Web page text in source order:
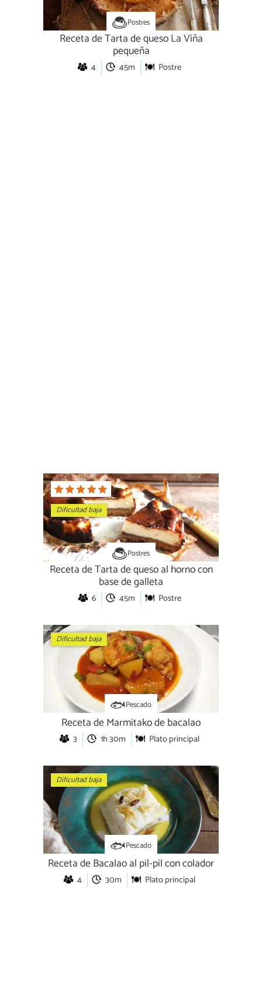
Postres
Receta de Tarta de queso La Viña
pequeña
4 45m Postre
Dificultad baja
Postres
Receta de Tarta de queso al horno con
base de galleta
6 45m Postre
Dificultad baja
Pescado
Receta de Marmitako de bacalao
3 1h 30m Plato principal
Dificultad baja
Pescado
Receta de Bacalao al pil-pil con colador
4 30m Plato principal